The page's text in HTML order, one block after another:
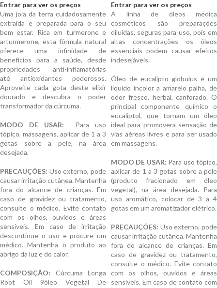
Entrar para ver os preços
Uma joia da terra cuidadosamente
extraída e preparada para o seu
bem estar. Rica em turmerone e
arturmerone, esta fórmula natural
oferece uma infinidade de
benefícios para a saúde, desde
propriedades anti-inflamatórias
até antioxidantes poderosos.
Aproveite cada gota deste elixir
dourado e descubra o poder
transformador da cúrcuma.
MODO DE USAR:
Para uso
tópico, massagens, aplicar de 1 a 3
gotas sobre a pele, na área
desejada.
PRECAUÇÕES: Uso externo, pode
causar irritação cutânea. Mantenha
fora do alcance de crianças. Em
caso de gravidez ou tratamento,
consulte o médico. Evite contato
com os olhos, ouvidos e áreas
sensíveis. Em caso de irritação
descontinue o uso e procure um
médico. Mantenha o produto ao
abrigo da luz e do calor.
COMPOSIÇÃO: Cúrcuma Longa
Root Oil 9óleo Vegetal De
Entrar para ver os preços
A linha de óleos médica
cosméticos são preparações
diluídas, seguras para uso, pois em
altas concentrações os óleos
essenciais podem causar efeitos
indesejáveis.
Óleo de eucalipto globulus é um
líquido incolor a amarelo palha, de
odor fresco, herbal, canforado. O
principal componente químico o
eucaliptol, que tornam um óleo
ideal para promovera sensação de
vias aéreas livres e para ser usado
em massagens.
MODO DE USAR: Para uso tópico,
aplicar de 1 a 3 gotas sobre a pele
(produto fracionado em óleo
vegetal), na área desejada. Para
uso aromático, colocar de 3 a 4
gotas em um aromatizador elétrico.
PRECAUÇÕES: Uso externo, pode
causar irritação cutânea. Mantenha
fora do alcance de crianças. Em
caso de gravidez ou tratamento,
consulte o médico. Evite contato
com os olhos, ouvidos e áreas
sensíveis. Em caso de contato com